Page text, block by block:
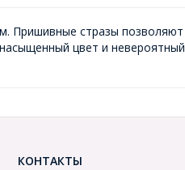
Пришивные стразы позволяют
цвет и невероятный
КОНТАКТЫ